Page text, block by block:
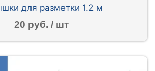
для разметки 1.2 м
20 руб. / шт